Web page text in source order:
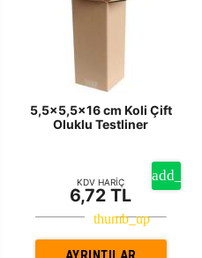
5,5x5,5x16 cm Koli Çift
Oluklu Testliner
KDV HARİÇ
6,72 TL